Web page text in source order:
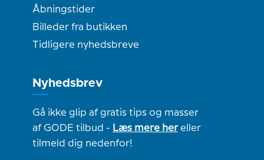
Åbningstider
Billeder fra butikken
Tidligere nyhedsbreve
Nyhedsbrev
Gå ikke glip af gratis tips og masser
af GODE tilbud - Læs mere hereller
tilmeld dig nedenfor!